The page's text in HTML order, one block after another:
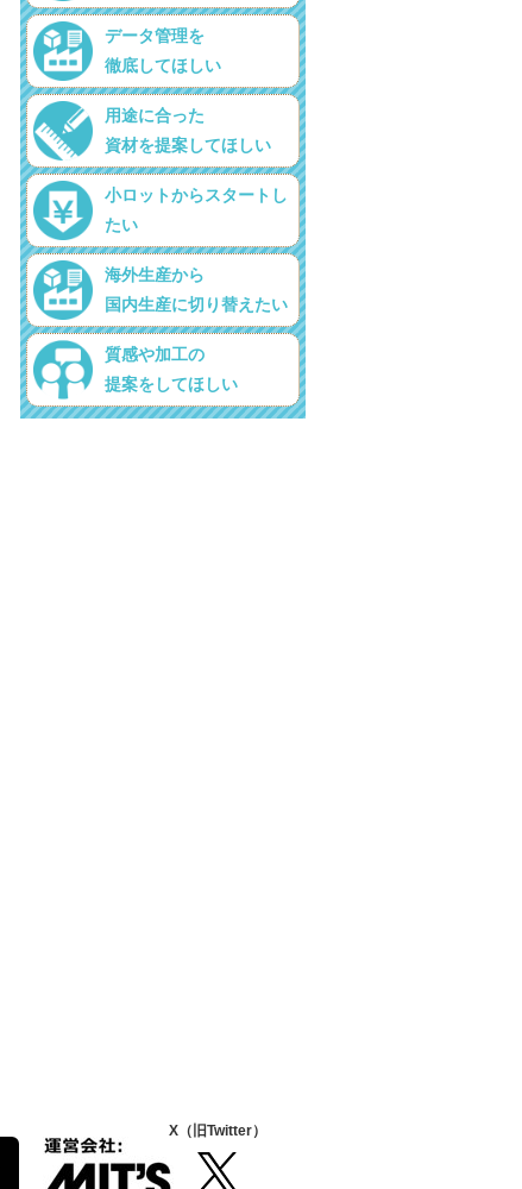
データ管理を
徹底してほしい
用途に合った
資材を提案してほしい
小ロットからスタートし
たい
海外生産から
国内生産に切り替えたい
質感や加工の
提案をしてほしい
X（旧Twitter）